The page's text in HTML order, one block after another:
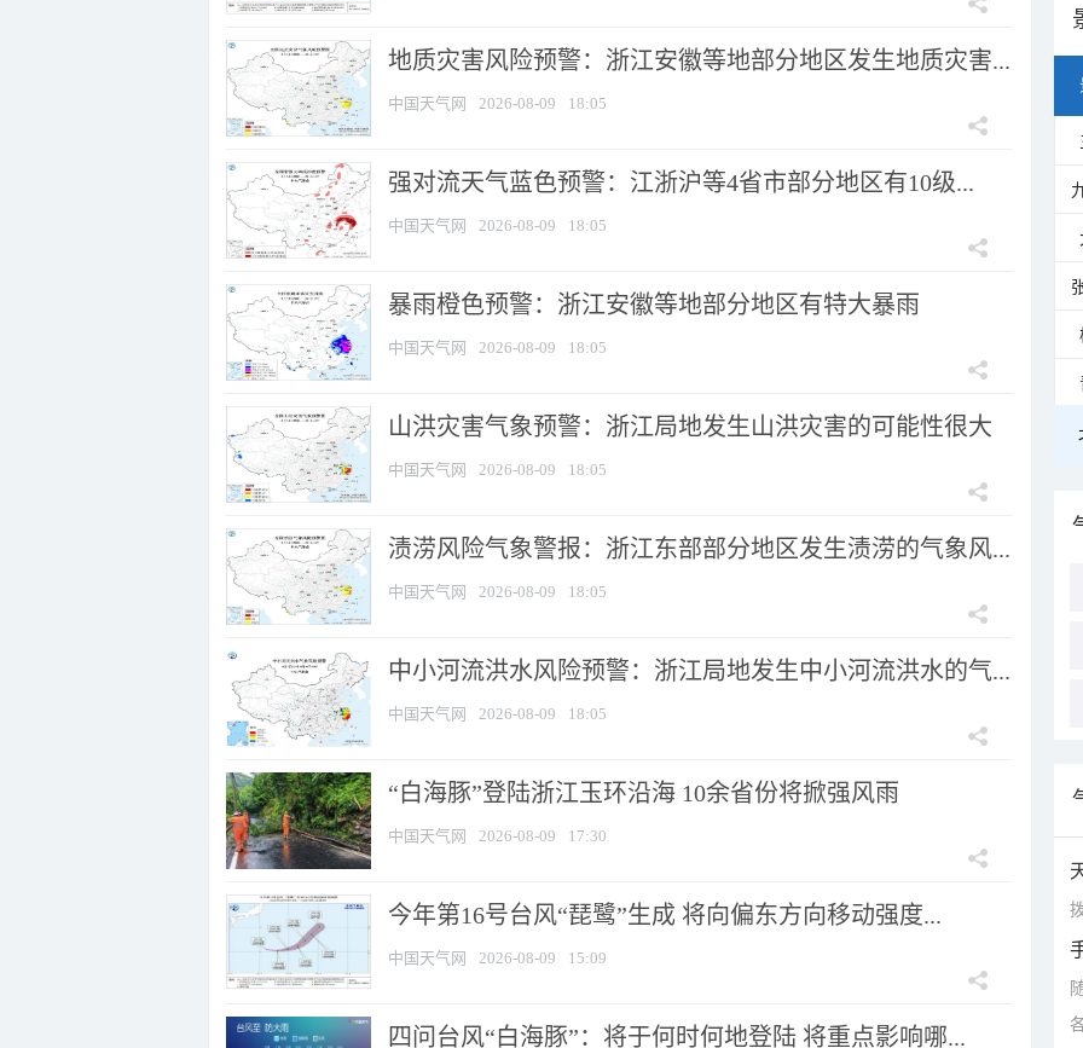
地质灾害风险预警：浙江安徽等地部分地区发生地质灾害...
中国天气网 2026-08-09 18:05
强对流天气蓝色预警：江浙沪等4省市部分地区有10级...
中国天气网 2026-08-09 18:05
暴雨橙色预警：浙江安徽等地部分地区有特大暴雨
中国天气网 2026-08-09 18:05
山洪灾害气象预警：浙江局地发生山洪灾害的可能性很大
中国天气网 2026-08-09 18:05
渍涝风险气象警报：浙江东部部分地区发生渍涝的气象风...
中国天气网 2026-08-09 18:05
中小河流洪水风险预警：浙江局地发生中小河流洪水的气...
中国天气网 2026-08-09 18:05
“白海豚”登陆浙江玉环沿海 10余省份将掀强风雨
中国天气网 2026-08-09 17:30
今年第16号台风“琵鹭”生成 将向偏东方向移动强度...
中国天气网 2026-08-09 15:09
四问台风“白海豚”：将于何时何地登陆 将重点影响哪...